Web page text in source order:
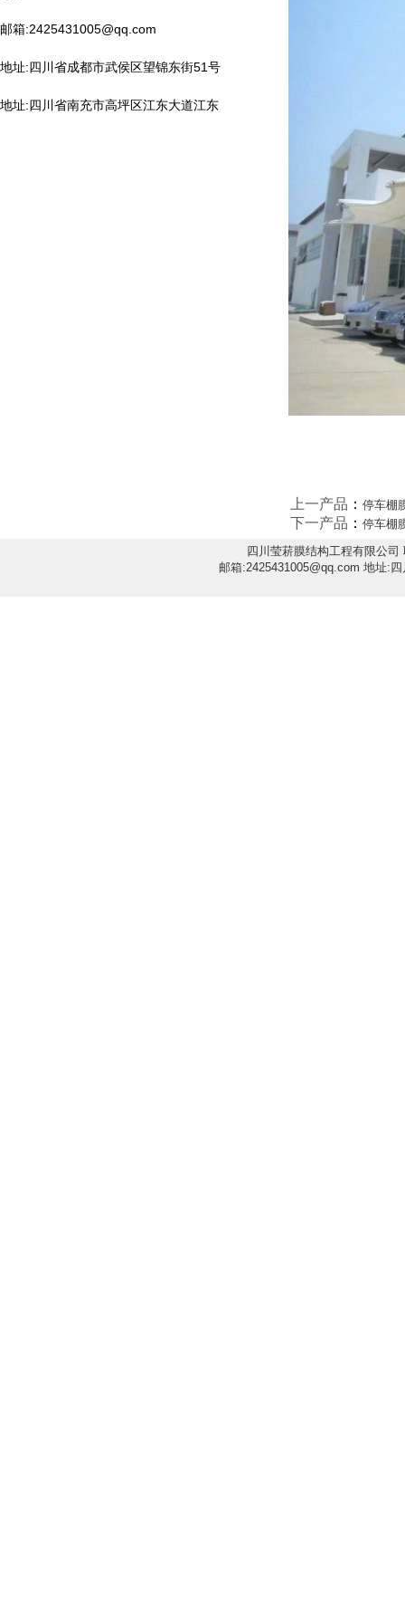
邮箱:2425431005@qq.com
地址:四川省成都市武侯区望锦东街51号
地址:四川省南充市高坪区江东大道江东
上一产品 ： 停车棚
下一产品 ： 停车棚
四川莹菥膜结构工程有限公司
邮箱:2425431005@qq.com 地址: